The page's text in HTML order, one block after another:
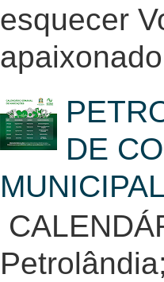
esquecer
DE
MUNICIPAL